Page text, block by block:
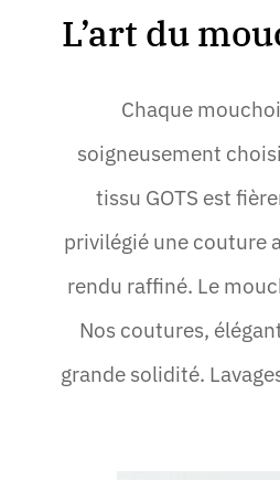
L’art du
Chaque
soigneusement
tissu GOTS est
privilégié une couture
rendu raffiné. Le
Nos coutures,
grande solidité.